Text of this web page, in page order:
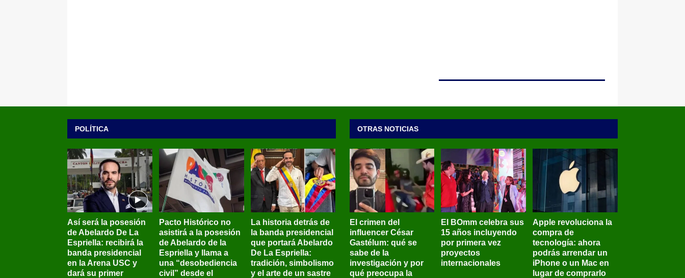
POLÍTICA
Así será la posesión
de Abelardo De La
Espriella: recibirá la
banda presidencial
en la Arena USC y
dará su primer
Pacto Histórico no
asistirá a la posesión
de Abelardo de la
Espriella y llama a
una “desobediencia
civil” desde el
La historia detrás de
la banda presidencial
que portará Abelardo
De La Espriella:
tradición, simbolismo
y el arte de un sastre
OTRAS NOTICIAS
El crimen del
influencer César
Gastélum: qué se
sabe de la
investigación y por
qué preocupa la
El BOmm celebra sus
15 años incluyendo
por primera vez
proyectos
internacionales
Apple revoluciona la
compra de
tecnología: ahora
podrás arrendar un
iPhone o un Mac en
lugar de comprarlo